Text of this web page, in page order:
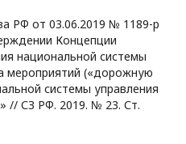
РФ от 03.06.2019 № 1189-р
Концепции
национальной системы
мероприятий («дорожную
системы управления
// СЗ РФ. 2019. № 23. Ст.